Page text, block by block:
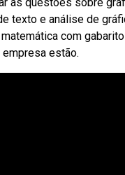
texto e análise de
com
estão.